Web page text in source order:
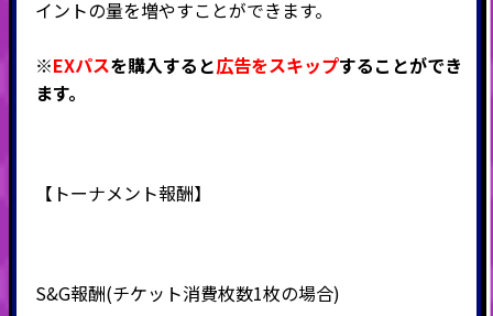
イントの量を増やすことができます。
※EXパスを購入すると広告をスキップすることができ
ます。
【トーナメント報酬】
S&G報酬(チケット消費枚数1枚の場合)